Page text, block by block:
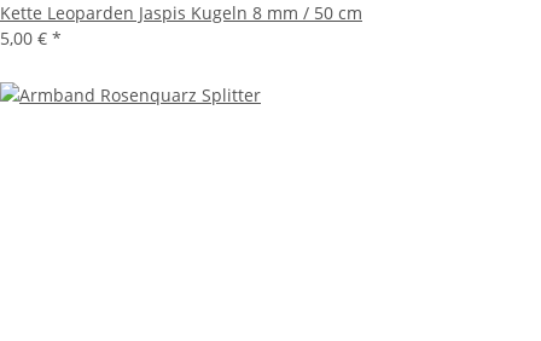
Kette Leoparden Jaspis Kugeln 8 mm / 50 cm
5,00 € *